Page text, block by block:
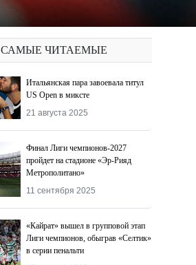
САМЫЕ ЧИТАЕМЫЕ
Итальянская пара завоевала титул
US Open в миксте
21 августа 2025
Финал Лиги чемпионов-2027
пройдет на стадионе «Эр-Рияд
Метрополитано»
11 сентября 2025
«Кайрат» вышел в групповой этап
Лиги чемпионов, обыграв «Селтик»
в серии пенальти